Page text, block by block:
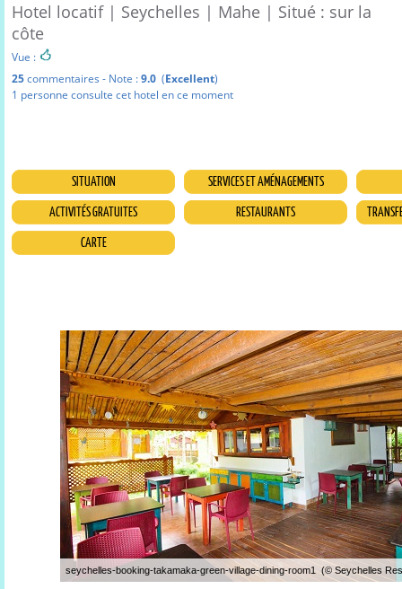
Hotel locatif | Seychelles | Mahe | Situé : sur la
côte
Vue :
25commentaires - Note :9.0 (Excellent)
1 personne consulte cet hotel en ce moment
SITUATION
SERVICES ET AMÉNAGEMENTS
ACTIVITÉS GRATUITES
RESTAURANTS
CARTE
seychelles-booking-takamaka-green-village-dining-room1 (© Seychelles